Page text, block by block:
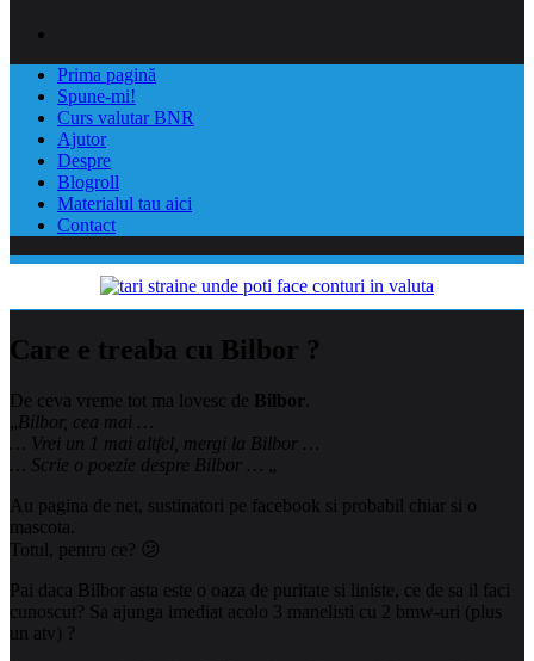
Prima pagină
Spune-mi!
Curs valutar BNR
Ajutor
Despre
Blogroll
Materialul tau aici
Contact
Care e treaba cu Bilbor ?
De ceva vreme tot ma lovesc de Bilbor
„Bilbor, cea mai …
… Vrei un 1 mai altfel, mergi la Bilbor …
… Scrie o poezie despre Bilbor … „
Au pagina de net, sustinatori pe facebook si probabil chiar si o
mascota.
Totul, pentru ce? 😕
Pai daca Bilbor asta este o oaza de puritate si liniste, ce de sa il faci
cunoscut? Sa ajunga imediat acolo 3 manelisti cu 2 bmw-uri (plus
un atv) ?